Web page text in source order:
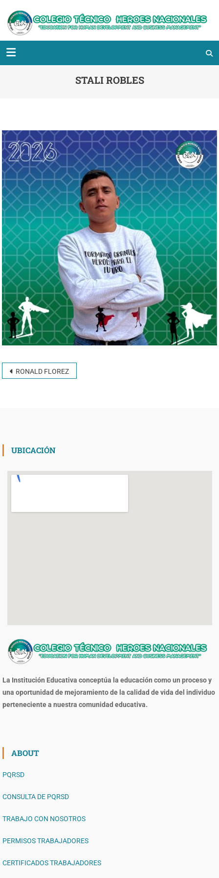
STALI ROBLES
RONALD FLOREZ
UBICACIÓN
La Institución Educativa conceptúa la educación como un proceso y
una oportunidad de mejoramiento de la calidad de vida del individuo
perteneciente a nuestra comunidad educativa.
ABOUT
PQRSD
CONSULTA DE PQRSD
TRABAJO CON NOSOTROS
PERMISOS TRABAJADORES
CERTIFICADOS TRABAJADORES